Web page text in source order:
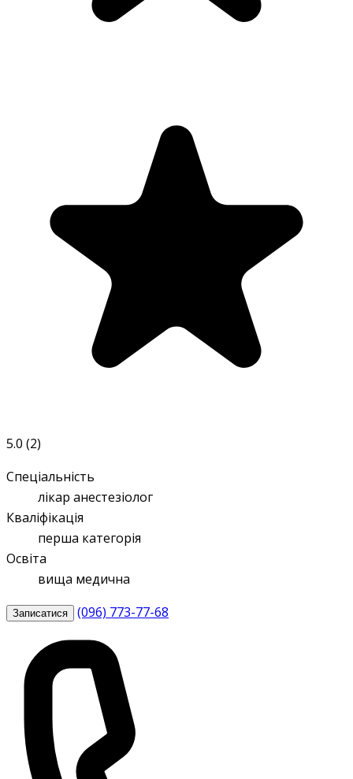
5.0 (2)
Спеціальність
лікар анестезіолог
Кваліфікація
перша категорія
Освіта
вища медична
Записатися (096) 773-77-68